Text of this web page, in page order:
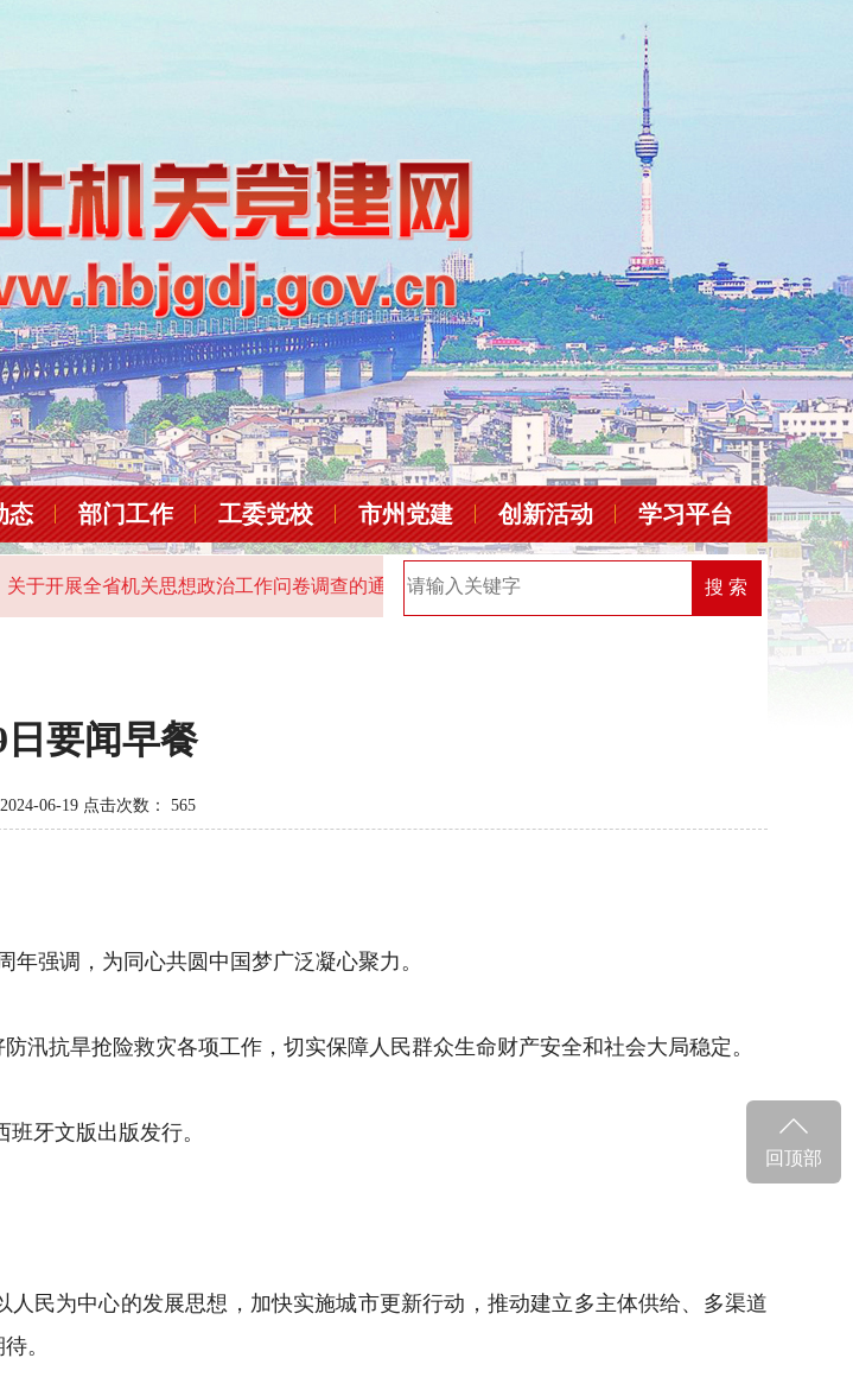
态 部门工作 工委党校 市州党建 创新活动 学习平台
于开展全省机关思想政治工作问卷调查的通知 2025年“机关党建创新榜”优秀案例名单 2026年中
搜 索
日要闻早餐
06-19 点击次数： 565
强调，为同心共圆中国梦广泛凝心聚力。
抗旱抢险救灾各项工作，切实保障人民群众生命财产安全和社会大局稳定。
牙文版出版发行。
为中心的发展思想，加快实施城市更新行动，推动建立多主体供给、多渠道
。
回顶部